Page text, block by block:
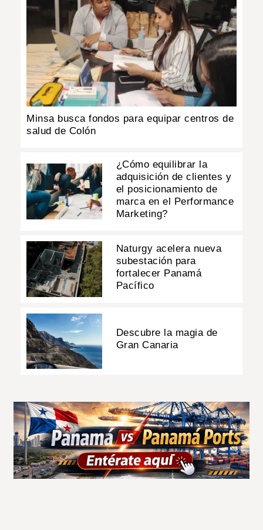
Minsa busca fondos para equipar centros de
salud de Colón
¿Cómo equilibrar la
adquisición de clientes y
el posicionamiento de
marca en el Performance
Marketing?
Naturgy acelera nueva
subestación para
fortalecer Panamá
Pacífico
Descubre la magia de
Gran Canaria